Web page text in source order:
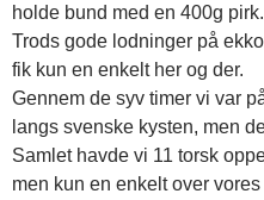
holde bund med en 400g pirk.
Trods gode lodninger på
fik kun en enkelt her og der.
Gennem de syv timer vi var
langs svenske kysten, men
Samlet havde vi 11 torsk
men kun en enkelt over